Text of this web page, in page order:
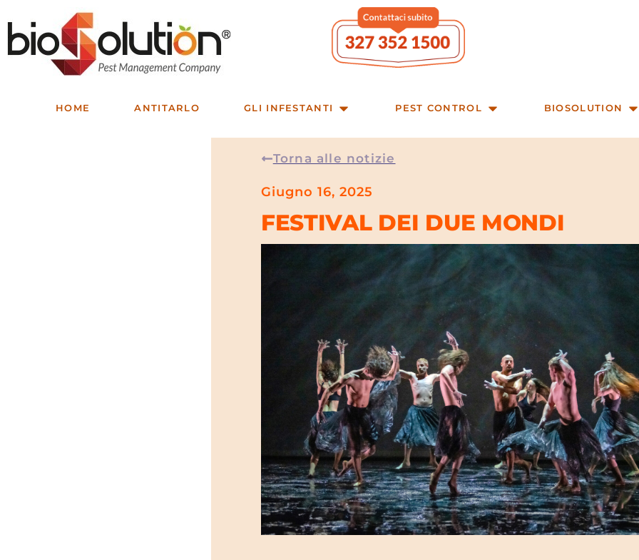
HOME ANTITARLO GLI INFESTANTI PEST CONTROL BIOSOLUTION
Torna alle notizie
Giugno 16, 2025
FESTIVAL DEI DUE MONDI